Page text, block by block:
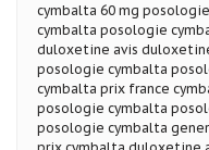
cymbalta 60 mg
cymbalta posologie
duloxetine avis
posologie cymbalta
cymbalta prix france
posologie cymbalta
posologie cymbalta